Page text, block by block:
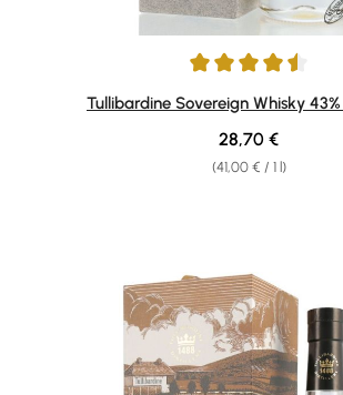
Average rating of 4.5 out of 5 stars
Tullibardine Sovereign Whisky
(41,00 € / 1 l)
Regular price:
28,70 €